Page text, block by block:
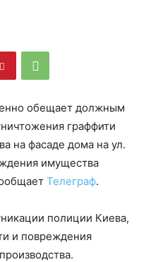
обещает должным
граффити
на фасаде дома на ул.
имущества
Телеграф.
полиции Киева,
и повреждения